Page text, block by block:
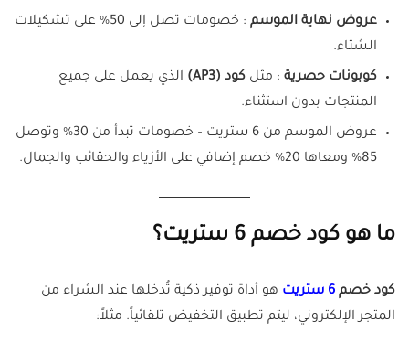
عروض نهاية الموسم
: خصومات تصل إلى 50% على تشكيلات
الشتاء.
كوبونات حصرية : مثل كود (AP3)
الذي يعمل على جميع
المنتجات بدون استثناء.
عروض الموسم من 6 ستريت – خصومات تبدأ من 30% وتوصل
85% ومعاها 20% خصم إضافي على الأزياء والحقائب والجمال.
ما هو كود خصم 6 ستريت؟
كود خصم
هو أداة توفير ذكية تُدخلها عند الشراء من
المتجر الإلكتروني، ليتم تطبيق التخفيض تلقائياً. مثلاً: